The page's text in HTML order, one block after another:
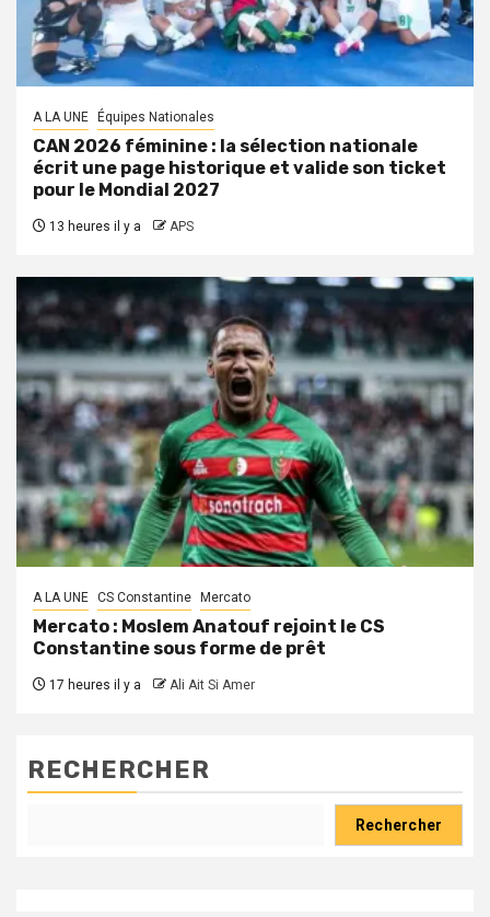
A LA UNE Équipes Nationales
CAN 2026 féminine : la sélection nationale
écrit une page historique et valide son ticket
pour le Mondial 2027
13 heures il y a APS
A LA UNE CS Constantine Mercato
Mercato : Moslem Anatouf rejoint le CS
Constantine sous forme de prêt
17 heures il y a Ali Ait Si Amer
RECHERCHER
Rechercher